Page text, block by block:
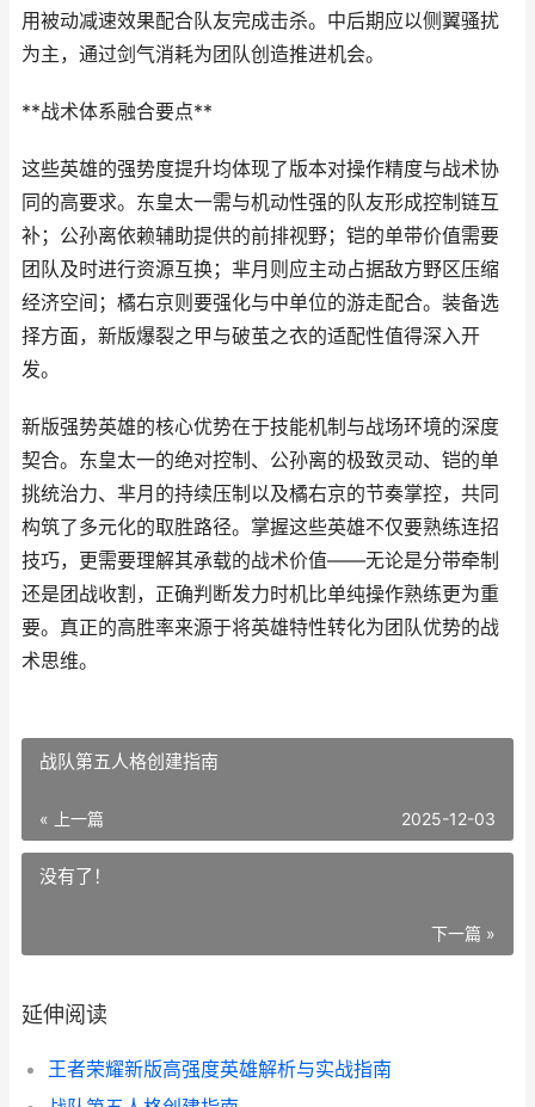
用被动减速效果配合队友完成击杀。中后期应以侧翼骚扰
为主，通过剑气消耗为团队创造推进机会。
**战术体系融合要点**
这些英雄的强势度提升均体现了版本对操作精度与战术协
同的高要求。东皇太一需与机动性强的队友形成控制链互
补；公孙离依赖辅助提供的前排视野；铠的单带价值需要
团队及时进行资源互换；芈月则应主动占据敌方野区压缩
经济空间；橘右京则要强化与中单位的游走配合。装备选
择方面，新版爆裂之甲与破茧之衣的适配性值得深入开
发。
新版强势英雄的核心优势在于技能机制与战场环境的深度
契合。东皇太一的绝对控制、公孙离的极致灵动、铠的单
挑统治力、芈月的持续压制以及橘右京的节奏掌控，共同
构筑了多元化的取胜路径。掌握这些英雄不仅要熟练连招
技巧，更需要理解其承载的战术价值——无论是分带牵制
还是团战收割，正确判断发力时机比单纯操作熟练更为重
要。真正的高胜率来源于将英雄特性转化为团队优势的战
术思维。
战队第五人格创建指南
« 上一篇 2025-12-03
没有了！
下一篇 »
延伸阅读
王者荣耀新版高强度英雄解析与实战指南